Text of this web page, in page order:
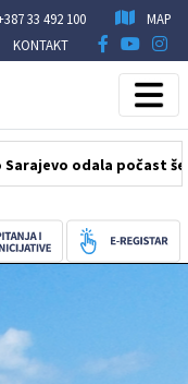
33 492 100
MAP
KONTAKT
odala počast